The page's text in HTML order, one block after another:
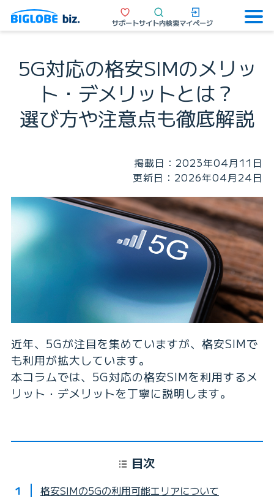
サポートサイト内検索マイページ
5G対応の格安SIMのメリッ
ト・デメリットとは？
選び方や注意点も徹底解説
掲載日：2023年04月11日
更新日：2026年04月24日
近年、5Gが注目を集めていますが、格安SIMで
も利用が拡大しています。
本コラムでは、5G対応の格安SIMを利用するメ
リット・デメリットを丁寧に説明します。
目次
格安SIMの5Gの利用可能エリアについて